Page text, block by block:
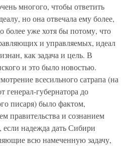
многого, чтобы ответить
но она отвечала ему более,
более уже хотя бы потому, что
и управляемых, идеал
как задача и цель. В
и это было новостью.
всесильного сатрапа (на
генерал-губернатора до
писаря) было фактом,
правительства и сознанием
надежда дать Сибири
всю намеченную задачу,